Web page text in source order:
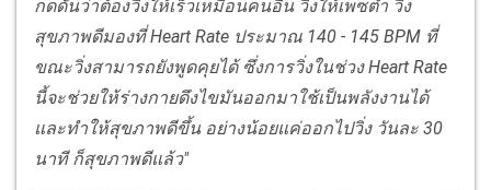
กดดันว่าต้องวิ่งให้เร็วเหมือนคนอื่น วิ่งให้เพซต่ำ วิ่ง
สุขภาพดีมองที่ Heart Rate ประมาณ 140 - 145 BPM ที่
ขณะวิ่งสามารถยังพูดคุยได้ ซึ่งการวิ่งในช่วง Heart Rate
นี้จะช่วยให้ร่างกายดึงไขมันออกมาใช้เป็นพลังงานได้
และทำให้สุขภาพดีขึ้น อย่างน้อยแค่ออกไปวิ่ง วันละ 30
นาที ก็สุขภาพดีแล้ว"